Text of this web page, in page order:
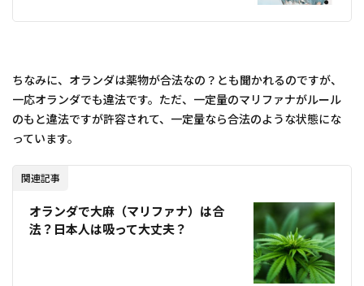
ちなみに、オランダは薬物が合法なの？とも聞かれるのですが、
一応オランダでも違法です。ただ、一定量のマリファナがルール
のもと違法ですが許容されて、一定量なら合法のような状態にな
っています。
関連記事
オランダで大麻（マリファナ）は合
法？日本人は吸って大丈夫？